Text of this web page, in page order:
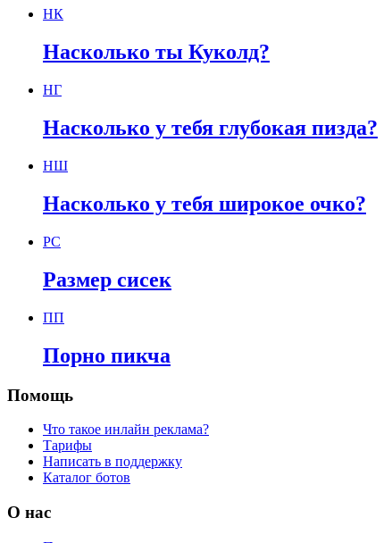
НК
Насколько ты Куколд?
НГ
Насколько у тебя глубокая пизда?
НШ
Насколько у тебя широкое очко?
РС
Размер сисек
ПП
Порно пикча
Помощь
Что такое инлайн реклама?
Тарифы
Написать в поддержку
Каталог ботов
О нас